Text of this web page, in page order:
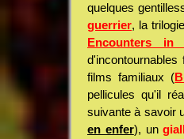
quelques
guerrier, la
Encounters in
films familiaux (
pellicules qu'il
suivante à savoir
en enfer), un